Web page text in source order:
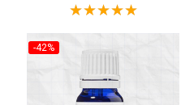
-42%